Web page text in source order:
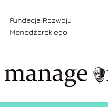
Fundacja Rozwoju
Menedżerskiego